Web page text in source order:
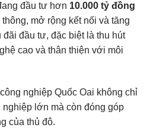
đầu tư hơn 10.000 tỷ đồng
mở rộng kết nối và tăng
đầu tư, đặc biệt là thu hút
cao và thân thiện với môi
nghiệp Quốc Oai không chỉ
nghiệp lớn mà còn đóng góp
của thủ đô.